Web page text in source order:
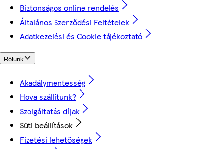
Biztonságos online rendelés
Általános Szerződési Feltételek
Adatkezelési és Cookie tájékoztató
Rólunk
Akadálymentesség
Hova szállítunk?
Szolgáltatás díjak
Süti beállítások
Fizetési lehetőségek